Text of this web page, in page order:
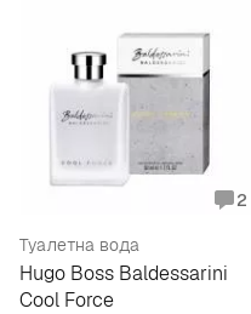
2
Туалетна вода
Hugo Boss Baldessarini
Cool Force